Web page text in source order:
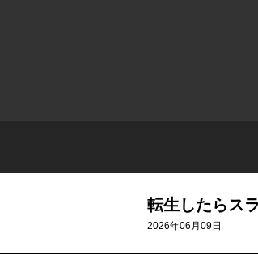
転生したらス
2026年06月09日